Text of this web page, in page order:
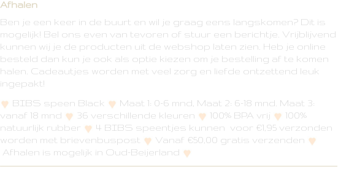
Afhalen
Ben je een keer in de buurt en wil je graag eens langskomen? Dit is
mogelijk! Bel ons even van tevoren of stuur een berichtje. Vrijblijvend
kunnen wij je de producten uit de webshop laten zien. Heb je online
besteld dan kun je ook als optie kiezen om je bestelling af te komen
halen. Cadeautjes worden met veel zorg en liefde ontzettend leuk
ingepakt!
BIBS speen Black
Maat 1: 0-6 mnd, Maat 2: 6-18 mnd. Maat 3:
vanaf 18 mnd
36 verschillende kleuren 100% BPA vrij
100%
natuurlijk rubber
4 BIBS speentjes kunnen voor €1,95 verzonden
worden met brievenbuspost
Vanaf €50,00 gratis verzenden
Afhalen is mogelijk in Oud-Beijerland